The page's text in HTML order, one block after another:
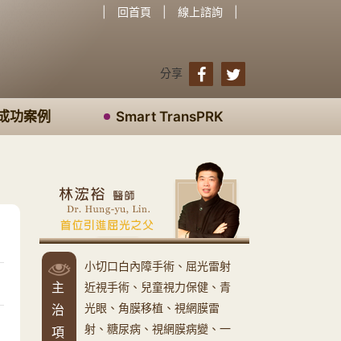
回首頁 線上諮詢
分享
功案例 Smart TransPRK
主
治
項
小切口白內障手術、屈光雷射
近視手術、兒童視力保健、青
光眼、角膜移植、視網膜雷
射、糖尿病、視網膜病變、一